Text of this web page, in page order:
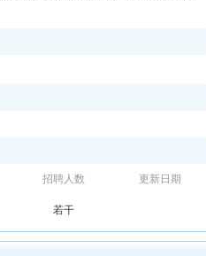
招聘人数 更新日期
若干